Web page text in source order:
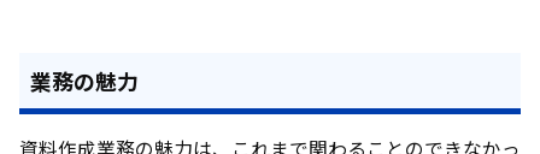
業務の魅力
資料作成業務の魅力は、これまで関わることのできなかっ